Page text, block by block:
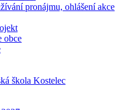
pronájmu, ohlášení akce
obce
škola Kostelec